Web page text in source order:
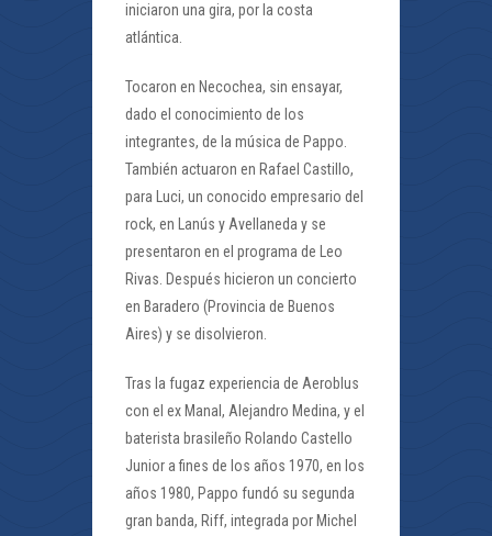
iniciaron una gira, por la costa
atlántica.
Tocaron en Necochea, sin ensayar,
dado el conocimiento de los
integrantes, de la música de Pappo.
También actuaron en Rafael Castillo,
para Luci, un conocido empresario del
rock, en Lanús y Avellaneda y se
presentaron en el programa de Leo
Rivas. Después hicieron un concierto
en Baradero (Provincia de Buenos
Aires) y se disolvieron.
Tras la fugaz experiencia de Aeroblus
con el ex Manal, Alejandro Medina, y el
baterista brasileño Rolando Castello
Junior a fines de los años 1970, en los
años 1980, Pappo fundó su segunda
gran banda, Riff, integrada por Michel